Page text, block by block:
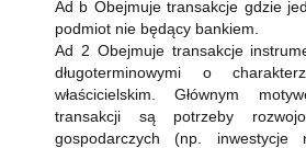
Ad b Obejmuje transakcje gdzie
podmiot nie będący bankiem.
Ad 2 Obejmuje transakcje
długoterminowymi o
właścicielskim. Głównym
transakcji są potrzeby
gospodarczych (np. inwestycje